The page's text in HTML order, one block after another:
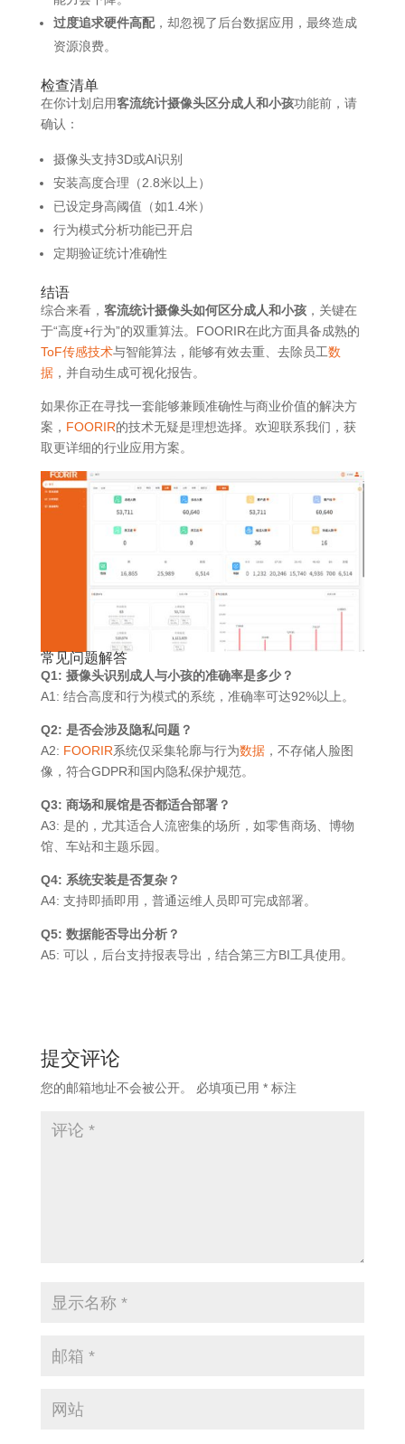
过度追求硬件高配，却忽视了后台数据应用，最终造成
资源浪费。
检查清单
在你计划启用客流统计摄像头区分成人和小孩功能前，请
确认：
摄像头支持3D或AI识别
安装高度合理（2.8米以上）
已设定身高阈值（如1.4米）
行为模式分析功能已开启
定期验证统计准确性
结语
综合来看， 客流统计摄像头如何区分成人和小孩，关键在
于“高度+行为”的双重算法。FOORIR在此方面具备成熟的
ToF传感技术与智能算法，能够有效去重、去除员工数
据，并自动生成可视化报告。
如果你正在寻找一套能够兼顾准确性与商业价值的解决方
案， FOORIR的技术无疑是理想选择。欢迎联系我们，获
取更详细的行业应用方案。
常见问题解答
Q1: 摄像头识别成人与小孩的准确率是多少？
A1: 结合高度和行为模式的系统，准确率可达92%以上。
Q2: 是否会涉及隐私问题？
A2: FOORIR系统仅采集轮廓与行为数据，不存储人脸图
像，符合GDPR和国内隐私保护规范。
Q3: 商场和展馆是否都适合部署？
A3: 是的，尤其适合人流密集的场所，如零售商场、博物
馆、车站和主题乐园。
Q4: 系统安装是否复杂？
A4: 支持即插即用，普通运维人员即可完成部署。
Q5: 数据能否导出分析？
A5: 可以，后台支持报表导出，结合第三方BI工具使用。
提交评论
您的邮箱地址不会被公开。 必填项已用 *标注